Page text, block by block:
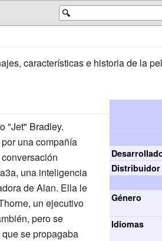
🔍
características e historia de la
Distribuidor
Género
Idiomas
"Jet" Bradley.
una compañía
una inteligencia
de Alan. Ella le
un ejecutivo
pero se
se propagaba